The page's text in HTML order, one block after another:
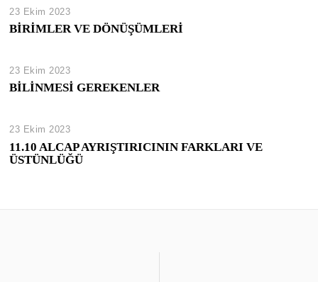
23 Ekim 2023
BİRİMLER VE DÖNÜŞÜMLERİ
23 Ekim 2023
BİLİNMESİ GEREKENLER
23 Ekim 2023
11.10 ALCAP AYRIŞTIRICININ FARKLARI VE
ÜSTÜNLÜĞÜ